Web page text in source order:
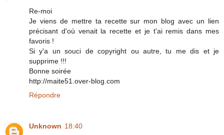
Re-moi
Je viens de mettre ta recette sur mon blog avec un lien
précisant d'où venait la recette et je t'ai remis dans mes
favoris !
Si y'a un souci de copyright ou autre, tu me dis et je
supprime !!!
Bonne soirée
http://maite51.over-blog.com
Répondre
Unknown 18:40